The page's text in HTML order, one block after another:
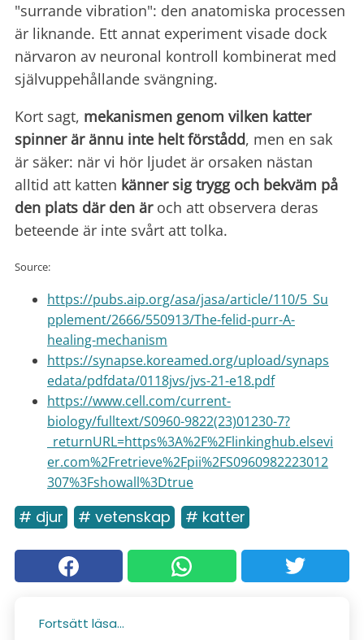
"surrande vibration": den anatomiska processen
är liknande. Ett annat experiment visade dock
närvaron av neuronal kontroll kombinerat med
självuppehållande svängning.
Kort sagt, mekanismen genom vilken katter
spinner är ännu inte helt förstådd, men en sak
är säker: när vi hör ljudet är orsaken nästan
alltid att katten känner sig trygg och bekväm på
den plats där den äroch att observera deras
beteende är inte svårt att tolka.
Source:
https://pubs.aip.org/asa/jasa/article/110/5_Su
pplement/2666/550913/The-felid-purr-A-
healing-mechanism
https://synapse.koreamed.org/upload/synaps
edata/pdfdata/0118jvs/jvs-21-e18.pdf
https://www.cell.com/current-
biology/fulltext/S0960-9822(23)01230-7?
_returnURL=https%3A%2F%2Flinkinghub.elsevi
er.com%2Fretrieve%2Fpii%2FS0960982223012
307%3Fshowall%3Dtrue
# djur # vetenskap # katter
Fortsätt läsa...